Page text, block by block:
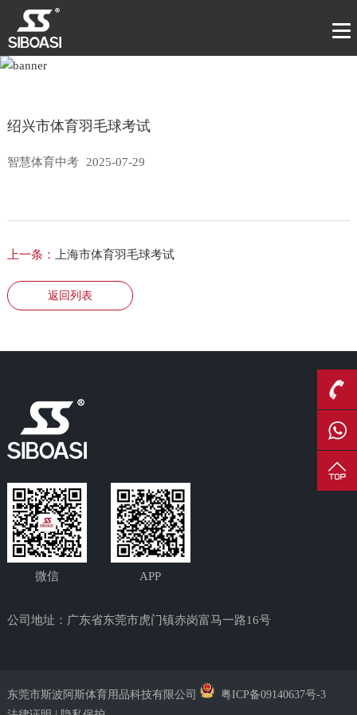
绍兴市体育羽毛球考试
智慧体育中考 2025-07-29
上一条： 上海市体育羽毛球考试
返回列表
微信 APP
公司地址：广东省东莞市虎门镇赤岗富马一路16号
东莞市斯波阿斯体育用品科技有限公司
粤ICP备09140637号-3